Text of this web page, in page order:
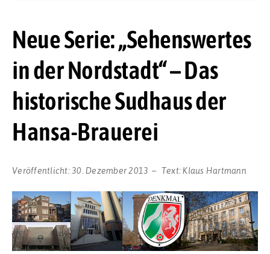
Neue Serie: „Sehenswertes
in der Nordstadt“ – Das
historische Sudhaus der
Hansa-Brauerei
Veröffentlicht:30. Dezember 2013 Text:Klaus Hartmann